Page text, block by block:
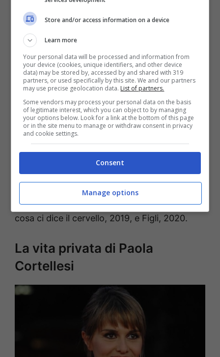
ancora nel 2011, presta la voce al film Disney
pixar Cars2.
Tra i film più recenti a cui prende parte
ricordiamo La befana vien di notte, 2018, Ma
cosa ci dice il cervello, 2019, e Figli, 2020.
La vita privata di Paola
Cortellesi
Store and/or access information on a device
Learn more
Your personal data will be processed and information from
your device (cookies, unique identifiers, and other device
data) may be stored by, accessed by and shared with 319
partners, or used specifically by this site. We and our partners
may use precise geolocation data. List of partners.
Some vendors may process your personal data on the basis
of legitimate interest, which you can object to by managing
your options below. Look for a link at the bottom of this page
or in the site menu to manage or withdraw consent in privacy
and cookie settings.
Consent
Manage options